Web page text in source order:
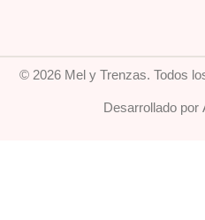
© 2026 Mel y Trenzas. Todos
Desarrollado por